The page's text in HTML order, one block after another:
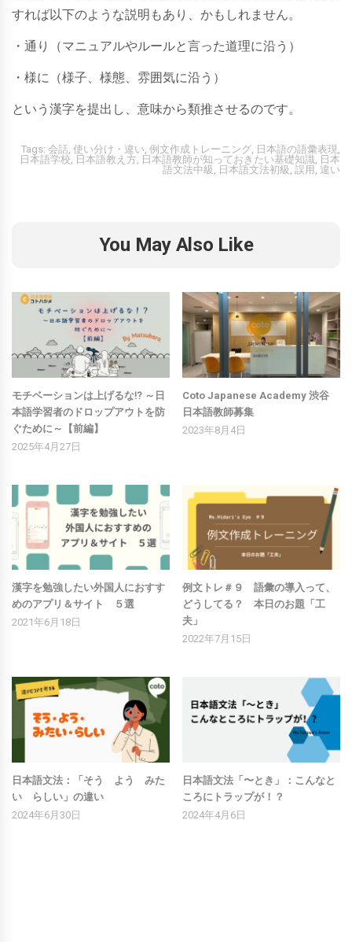
すれば以下のような説明もあり、かもしれません。
・通り（マニュアルやルールと言った道理に沿う）
・様に（様子、様態、雰囲気に沿う）
という漢字を提出し、意味から類推させるのです。
Tags: 会話 使い分け・違い 例文作成トレーニング 日本語の語彙表現
日本語学校
日本語教え方 日本語教師が知っておきたい基礎知識
日本
語文法中級
日本語文法初級 誤用 違い
You May Also Like
モチベーションは上げるな⁉ ～日
本語学習者のドロップアウトを防
ぐために～【前編】
2025年4月27日
Coto Japanese Academy 渋谷
日本語教師募集
2023年8月4日
漢字を勉強したい外国人におすす
めのアプリ＆サイト ５選
2021年6月18日
例文トレ＃９ 語彙の導入って、
どうしてる？ 本日のお題「工
夫」
2022年7月15日
日本語文法：「そう よう みた
い らしい」の違い
2024年6月30日
日本語文法「〜とき」：こんなと
ころにトラップが！？
2024年4月6日